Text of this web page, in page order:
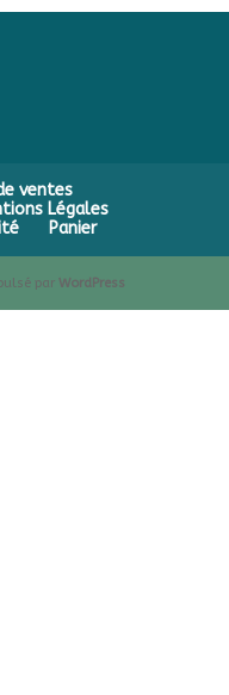
ventes
Légales
Panier
parWordPress